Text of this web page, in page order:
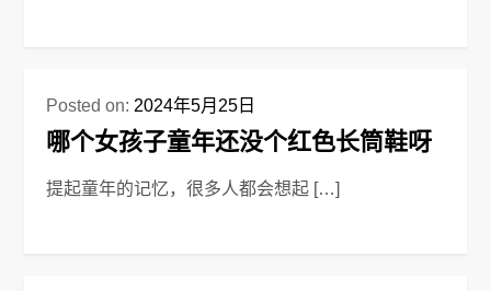
Posted on: 2024年5月25日
哪个女孩子童年还没个红色长筒鞋呀
提起童年的记忆，很多人都会想起 […]